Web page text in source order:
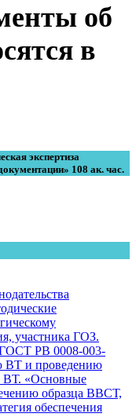
об
в
экспертиза
108 ак. час.
участника ГОЗ.
РВ 0008-003-
ВТ и проведению
ВТ. «Основные
образца ВВСТ,
обеспечения